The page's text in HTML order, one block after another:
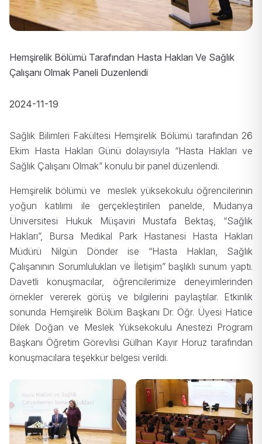
Hemşirelik Bölümü Tarafından Hasta Hakları Ve Sağlık
Çalışanı Olmak Paneli Duzenlendi
2024-11-19
Sağlık Bilimleri Fakültesi Hemşirelik Bölümü tarafından 26
Ekim Hasta Hakları Günü dolayısıyla “Hasta Hakları ve
Sağlık Çalışanı Olmak” konulu bir panel düzenlendi.
Hemşirelik bölümü ve meslek yüksekokulu öğrencilerinin
yoğun katılımı ile gerçekleştirilen panelde, Mudanya
Üniversitesi Hukuk Müşaviri Mustafa Bektaş, “Sağlık
Hakları”, Bursa Medikal Park Hastanesi Hasta Hakları
Müdürü Nilgün Dönder ise “Hasta Hakları, Sağlık
Çalışanının Sorumlulukları ve İletişim” başlıklı sunum yaptı.
Davetli konuşmacılar, öğrencilerimize deneyimlerinden
örnekler vererek görüş ve bilgilerini paylaştılar. Etkinlik
sonunda Hemşirelik Bölüm Başkanı Dr. Öğr. Üyesi Hatice
Dilek Doğan ve Meslek Yüksekokulu Anestezi Program
Başkanı Öğretim Görevlisi Gülhan Kayır Horuz tarafından
konuşmacılara teşekkür belgesi verildi.